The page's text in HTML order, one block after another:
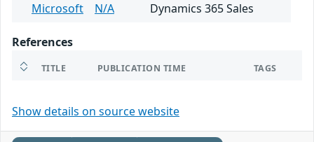
Microsoft
N/A Dynamics 365 Sales
References
TITLE PUBLICATION TIME TAGS
Show details on source website